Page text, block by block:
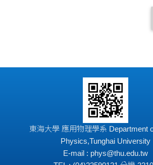
東海大學 應用物理學系 Department
Physics,Tunghai University
E-mail : phys@thu.edu.tw